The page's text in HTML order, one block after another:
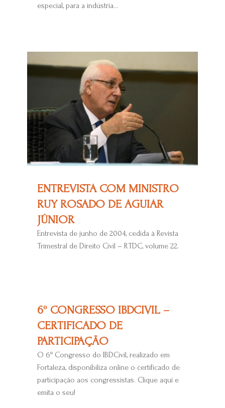
especial, para a indústria...
ENTREVISTA COM MINISTRO
RUY ROSADO DE AGUIAR
JÚNIOR
Entrevista de junho de 2004, cedida à Revista
Trimestral de Direito Civil – RTDC, volume 22.
6º CONGRESSO IBDCIVIL –
CERTIFICADO DE
PARTICIPAÇÃO
O 6º Congresso do IBDCivil, realizado em
Fortaleza, disponibiliza online o certificado de
participação aos congressistas. Clique aqui e
emita o seu!